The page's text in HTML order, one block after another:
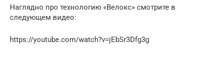
Наглядно про технологию «Велокс» смотрите в
следующем видео:
https://youtube.com/watch?v=jEbSr3Dfg3g